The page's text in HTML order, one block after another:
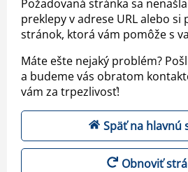
Požadovaná stránka sa
preklepy v adrese URL alebo
stránok, ktorá vám pomôže s
Máte ešte nejaký problém?
a budeme vás obratom
vám za trpezlivosť!
Späť na hlavnú
Obnoviť